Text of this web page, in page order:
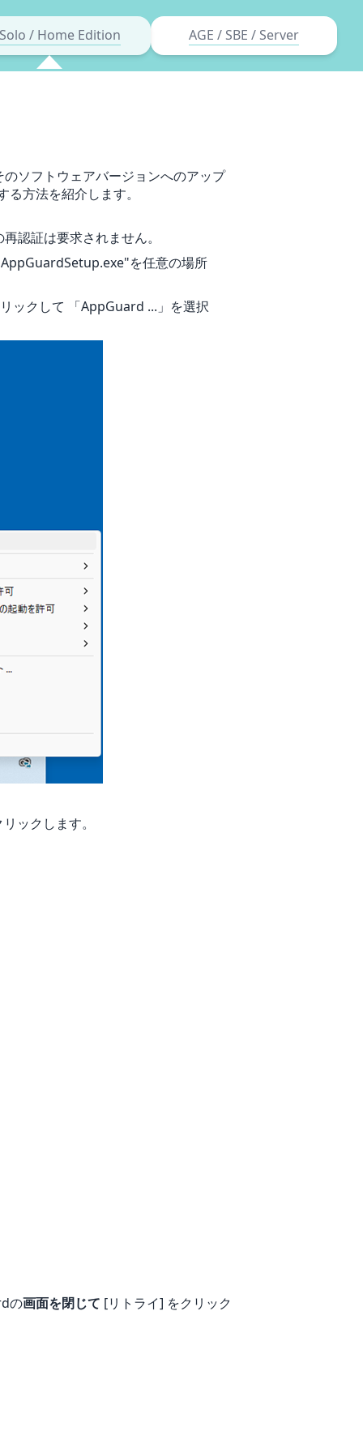
/ Home Edition AGE / SBE / Server
ソフトウェアバージョンへのアップ
方法を紹介します。
認証は要求されません。
を任意の場所
ックして 「AppGuard ...」を選択
ックします。
の画面を閉じて [リトライ] をクリック